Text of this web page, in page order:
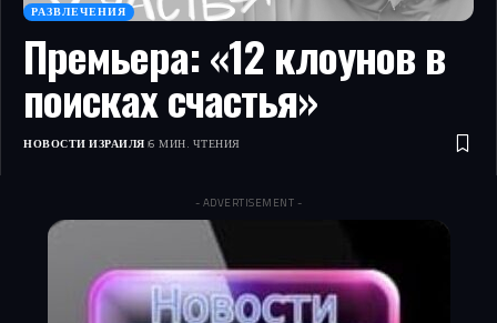
РАЗВЛЕЧЕНИЯ
Премьера: «12 клоунов в
поисках счастья»
НОВОСТИ ИЗРАИЛЯ 6 МИН. ЧТЕНИЯ
- ADVERTISEMENT -